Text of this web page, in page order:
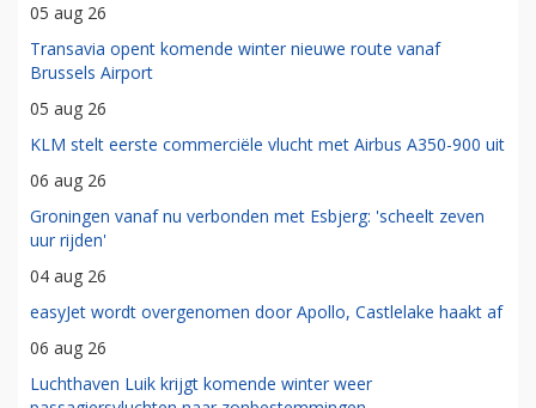
05 aug 26
Transavia opent komende winter nieuwe route vanaf
Brussels Airport
05 aug 26
KLM stelt eerste commerciële vlucht met Airbus A350-900 uit
06 aug 26
Groningen vanaf nu verbonden met Esbjerg: 'scheelt zeven
uur rijden'
04 aug 26
easyJet wordt overgenomen door Apollo, Castlelake haakt af
06 aug 26
Luchthaven Luik krijgt komende winter weer